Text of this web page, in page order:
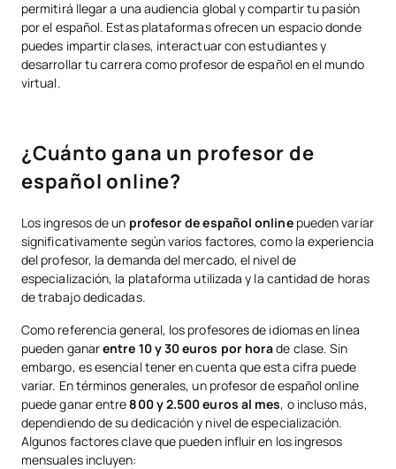
permitirá llegar a una audiencia global y compartir tu pasión
por el español. Estas plataformas ofrecen un espacio donde
puedes impartir clases, interactuar con estudiantes y
desarrollar tu carrera como profesor de español en el mundo
virtual.
¿Cuánto gana un profesor de
español online?
Los ingresos de un profesor de español onlinepueden variar
significativamente según varios factores, como la experiencia
del profesor, la demanda del mercado, el nivel de
especialización, la plataforma utilizada y la cantidad de horas
de trabajo dedicadas.
Como referencia general, los profesores de idiomas en línea
pueden ganarentre 10 y 30 euros por horade clase. Sin
embargo, es esencial tener en cuenta que esta cifra puede
variar. En términos generales, un profesor de español online
puede ganar entre 800 y 2.500 euros al mes, o incluso más,
dependiendo de su dedicación y nivel de especialización.
Algunos factores clave que pueden influir en los ingresos
mensuales incluyen: